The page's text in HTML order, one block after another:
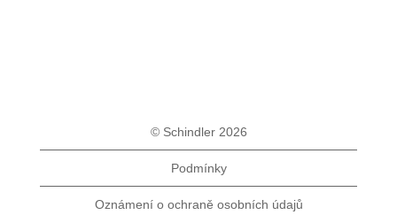
© Schindler 2026
Podmínky
Oznámení o ochraně osobních údajů